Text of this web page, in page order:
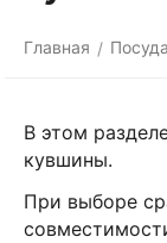
Главная / Посуда
В этом
кувшины.
При выборе